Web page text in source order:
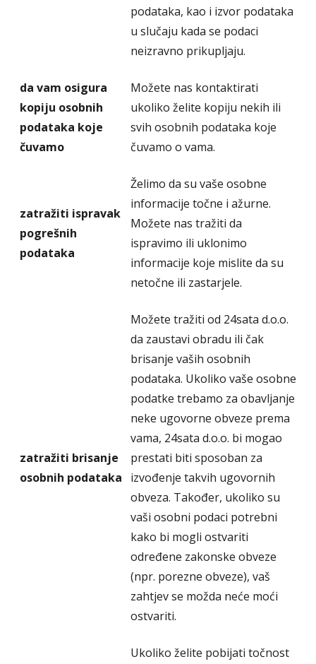
podataka, kao i izvor podataka
u slučaju kada se podaci
neizravno prikupljaju.
da vam osigura
kopiju osobnih
podataka koje
čuvamo
Možete nas kontaktirati
ukoliko želite kopiju nekih ili
svih osobnih podataka koje
čuvamo o vama.
zatražiti ispravak
pogrešnih
podataka
Želimo da su vaše osobne
informacije točne i ažurne.
Možete nas tražiti da
ispravimo ili uklonimo
informacije koje mislite da su
netočne ili zastarjele.
zatražiti brisanje
osobnih podataka
Možete tražiti od 24sata d.o.o.
da zaustavi obradu ili čak
brisanje vaših osobnih
podataka. Ukoliko vaše osobne
podatke trebamo za obavljanje
neke ugovorne obveze prema
vama, 24sata d.o.o. bi mogao
prestati biti sposoban za
izvođenje takvih ugovornih
obveza. Također, ukoliko su
vaši osobni podaci potrebni
kako bi mogli ostvariti
određene zakonske obveze
(npr. porezne obveze), vaš
zahtjev se možda neće moći
ostvariti.
Ukoliko želite pobijati točnost